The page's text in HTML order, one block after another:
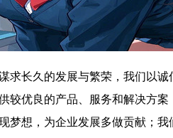
求长久的发展与繁荣，我们以
较优良的产品、服务和解决方
梦想，为企业发展多做贡献；